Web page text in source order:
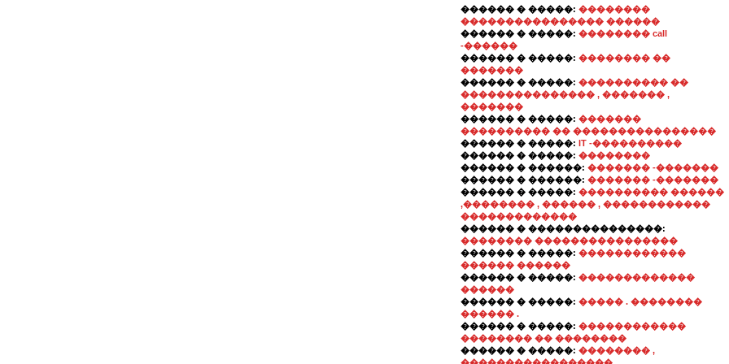
������ � �����: ��������
���������������� ������
������ � �����: �������� call
-������
������ � �����: �������� ��
�������
������ � �����: ���������� ��
��������������� , ������� ,
�������
������ � �����: �������
���������� �� ����������������
������ � �����: IT -����������
������ � �����: ��������
������ � ������: ������� -�������
������ � ������: ������� -�������
������ � �����: ���������� ������
,�������� , ������ , ������������
�������������
������ � ���������������:
�������� ����������������
������ � �����: ������������
������ ������
������ � �����: �������������
������
������ � �����: ����� . ��������
������ .
������ � �����: ������������
�������� �� ��������
������ � �����: �������� ,